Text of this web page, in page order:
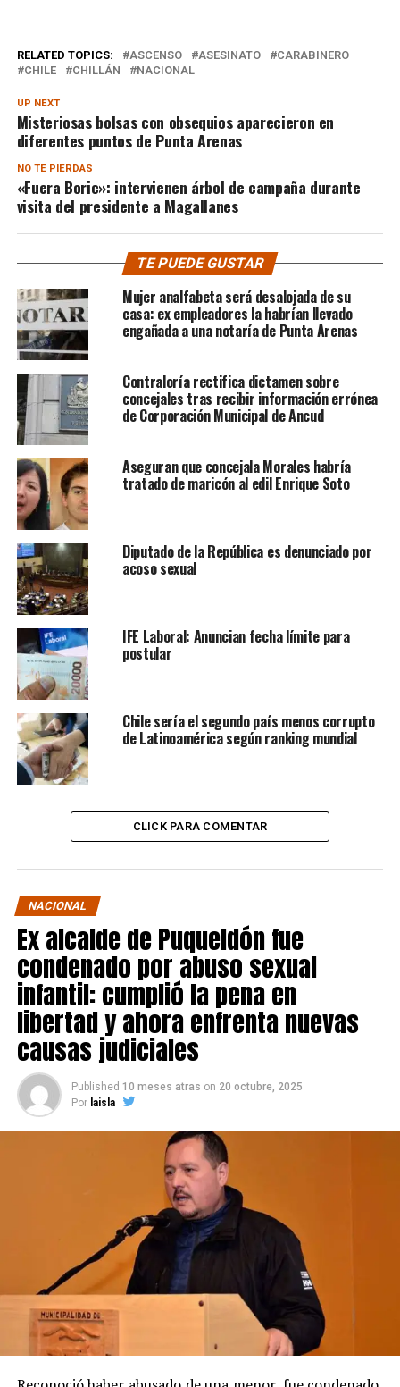
RELATED TOPICS: ASCENSO ASESINATO
CARABINERO
CHILE
CHILLÁN NACIONAL
UP NEXT
Misteriosas bolsas con obsequios aparecieron en
diferentes puntos de Punta Arenas
NO TE PIERDAS
«Fuera Boric»: intervienen árbol de campaña durante
visita del presidente a Magallanes
TE PUEDE GUSTAR
Mujer analfabeta será desalojada de su
casa: ex empleadores la habrían llevado
engañada a una notaría de Punta Arenas
Contraloría rectifica dictamen sobre
concejales tras recibir información errónea
de Corporación Municipal de Ancud
Aseguran que concejala Morales habría
tratado de maricón al edil Enrique Soto
Diputado de la República es denunciado por
acoso sexual
IFE Laboral: Anuncian fecha límite para
postular
Chile sería el segundo país menos corrupto
de Latinoamérica según ranking mundial
CLICK PARA COMENTAR
NACIONAL
Ex alcalde de Puqueldón fue
condenado por abuso sexual
infantil: cumplió la pena en
libertad y ahora enfrenta nuevas
causas judiciales
Published 10 meses atras on 20 octubre, 2025
Por laisla